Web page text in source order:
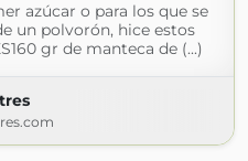
azúcar o para los que se
un polvorón, hice estos
gr de manteca de (...)